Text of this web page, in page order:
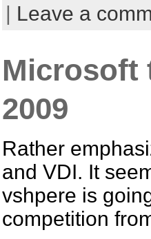
Leave a
Microsoft
2009
Rather
and VDI. It
vshpere is
competition